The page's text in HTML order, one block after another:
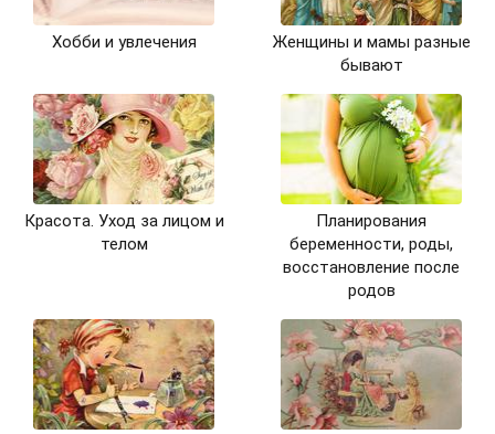
Хобби и увлечения
Женщины и мамы разные
бывают
Красота. Уход за лицом и
телом
Планирования
беременности, роды,
восстановление после
родов